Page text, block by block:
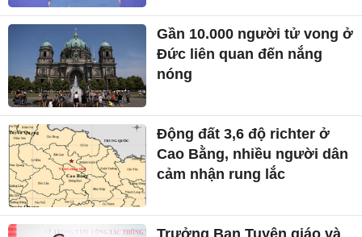
Gần 10.000 người tử vong ở
Đức liên quan đến nắng
nóng
Động đất 3,6 độ richter ở
Cao Bằng, nhiều người dân
cảm nhận rung lắc
Trưởng Ban Tuyên giáo và